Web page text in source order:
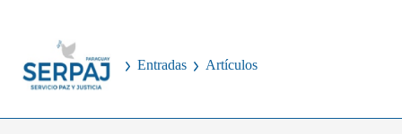
Entradas Artículos